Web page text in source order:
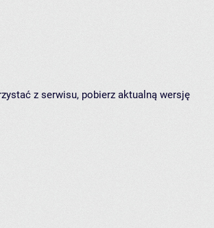
z serwisu, pobierz aktualną wersję